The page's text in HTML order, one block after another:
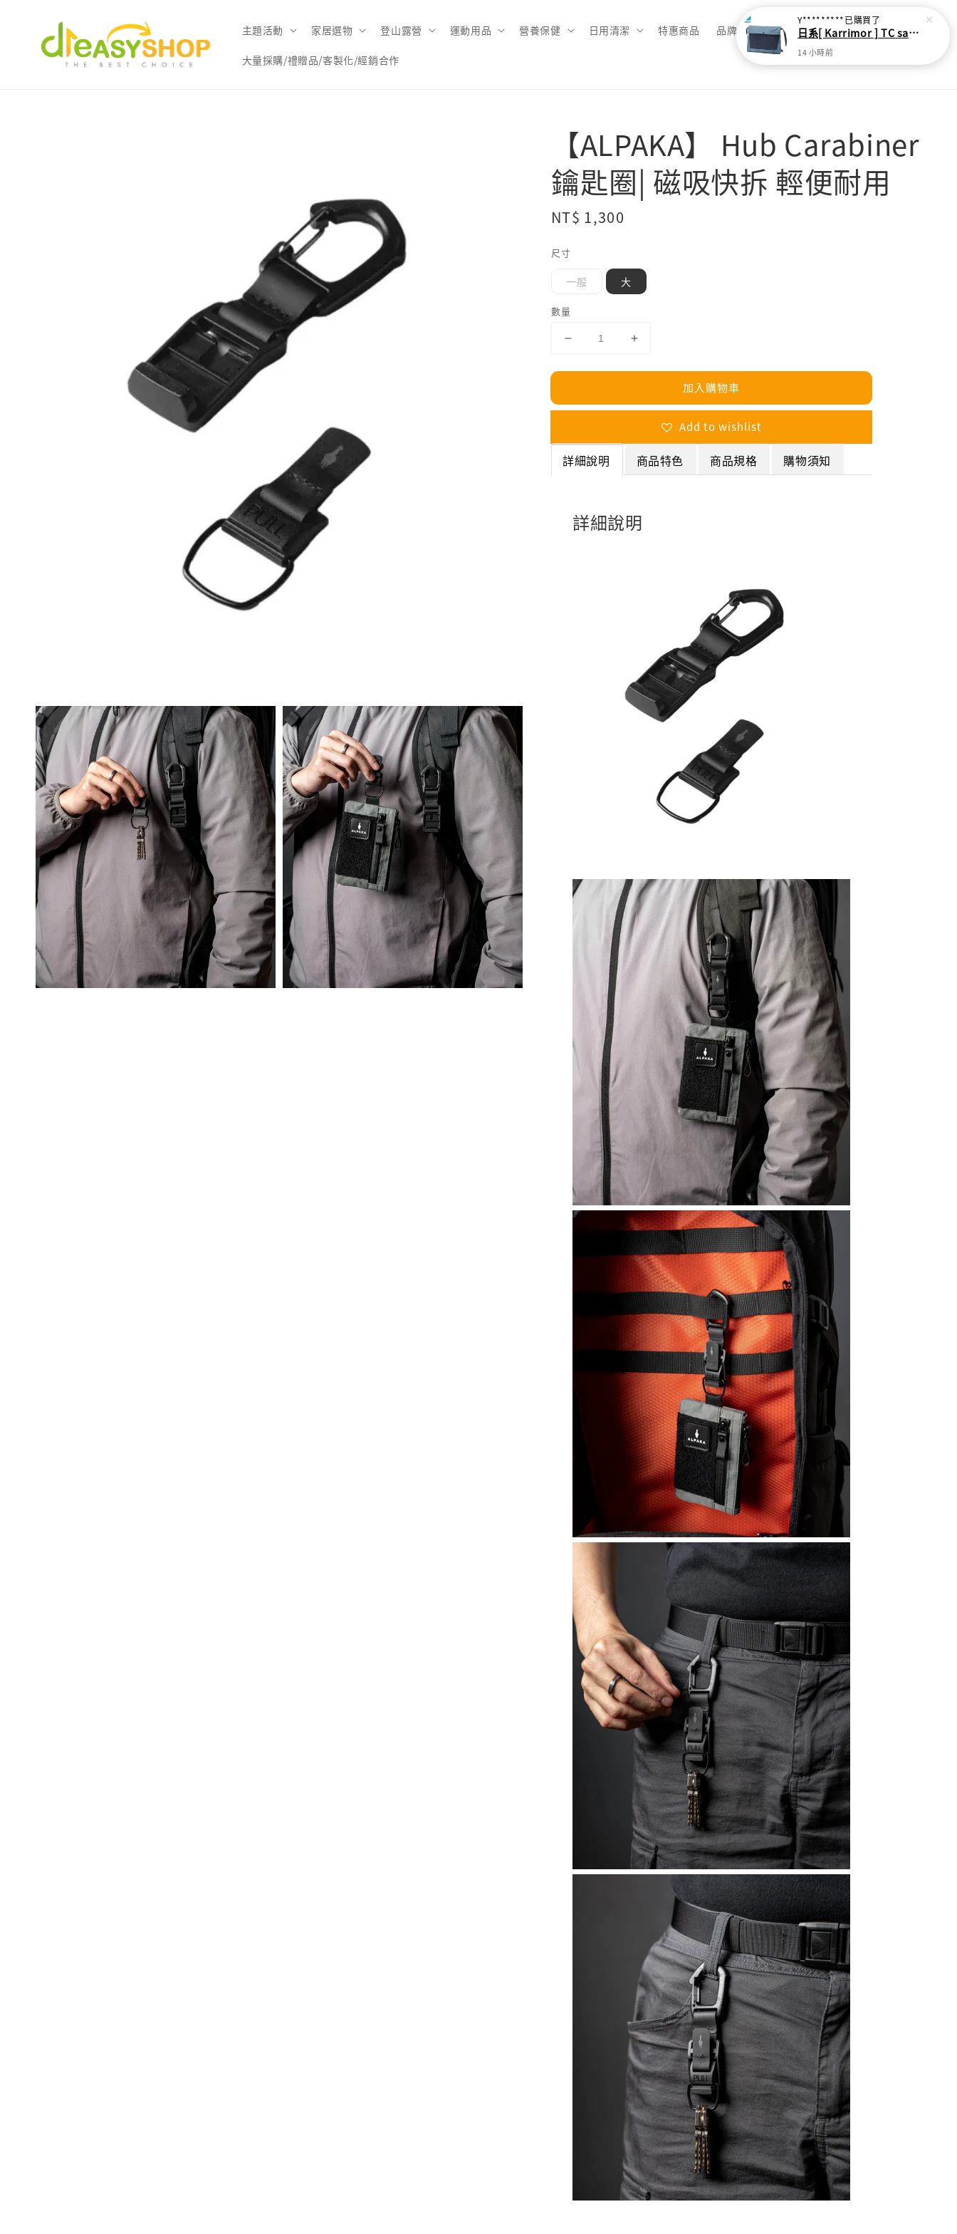
主題活動 家居選物 登山露營 運動用品 營養保健 日用清潔 特惠商品 品牌總覽
大量採購/禮贈品/客製化/經銷合作
【ALPAKA】 Hub Carabiner
鑰匙圈| 磁吸快拆 輕便耐用
Regular
NT$ 1,300
尺寸
一般 大
數量
加入購物車
Add to wishlist
詳細說明 商品特色 商品規格 購物須知
詳細說明
Y*********已購買了
日系[ Karrimor ] TC sacoche Ｌ 多功能輕旅收納袋
14 小時前